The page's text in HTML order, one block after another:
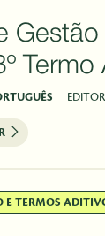
Termo
E TERMOS